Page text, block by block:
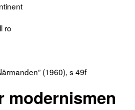
ro
(1960), s 49f
modernismen